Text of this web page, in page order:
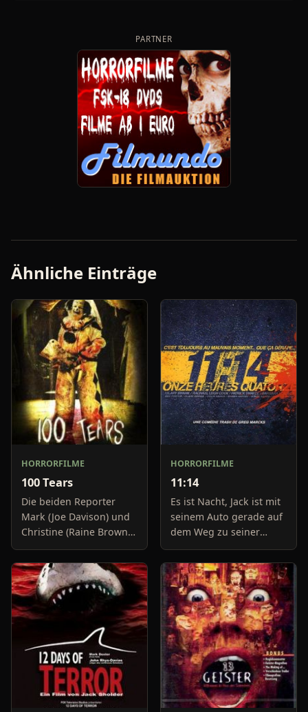
PARTNER
Ähnliche Einträge
HORRORFILME
100 Tears
Die beiden Reporter
Mark (Joe Davison) und
Christine (Raine Brown)
haben keine Lust mehr
auf belanglose
Boulevard-Meldungen
und befassen sich
neuerdings mit Se
HORRORFILME
11:14
Es ist Nacht, Jack ist mit
seinem Auto gerade auf
dem Weg zu seiner
Freundin, um diese
abzuholen. Die Uhr im
Auto springt auf 11:14h,
genau in dem Moment
fäll